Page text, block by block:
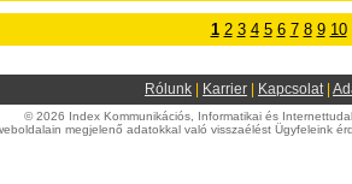
1 2 3 4 5 6 7 8 9 10
Rólunk Karrier Kapcsolat|
© 2026 Index Kommunikációs, Informatikai és
megjelenő adatokkal való visszaélést Ügyfeleink